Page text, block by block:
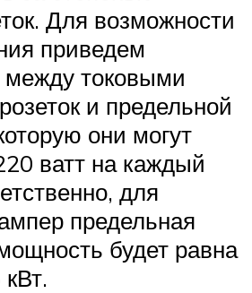
Для возможности
приведем
токовыми
и предельной
они могут
ватт на каждый
для
предельная
будет равна